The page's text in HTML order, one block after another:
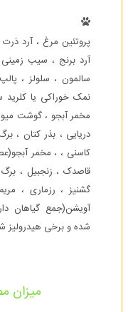
پروتئین مرغ ، آرد
آرد برنج ، سیب
سالمون ، سلولز ،
نمک خوراکی یا
مخمر آبجو ، گوشت
دریایی ، بذر کتان ،
کاسنی ، ، مخمر
قاصدک ، زنجبیل ،
گشنیز ، رزماری ،
آویشن(جمع
شده و برخی هیدرولیز
میزان